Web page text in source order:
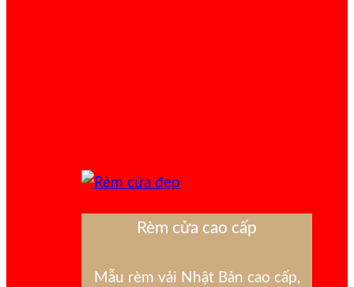
Rèm cửa cao cấp
Mẫu rèm vải Nhật Bản cao cấp,